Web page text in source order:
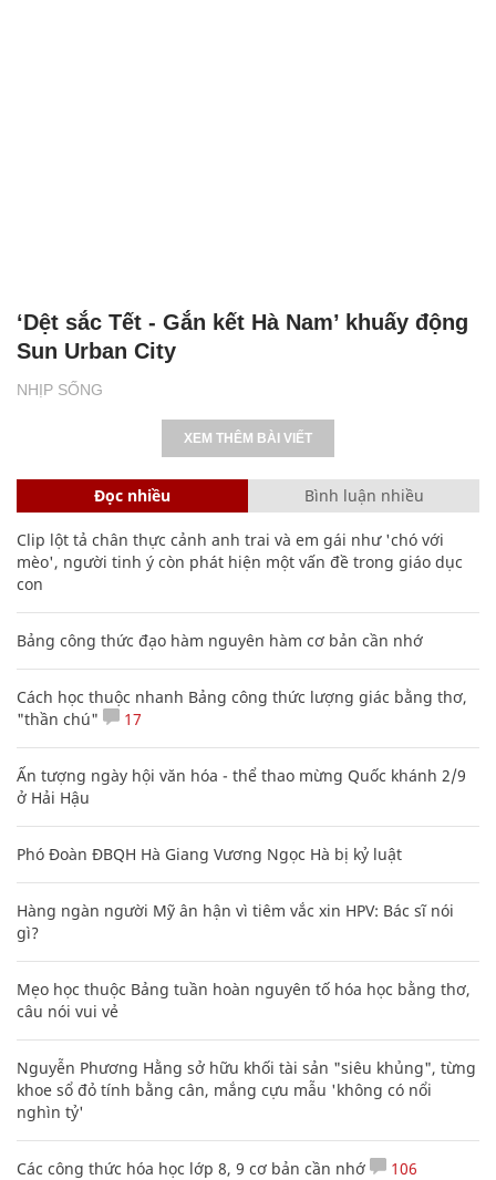
NHỊP SỐNG
‘Dệt sắc Tết - Gắn kết Hà Nam’ khuấy động
Sun Urban City
XEM THÊM BÀI VIẾT
Đọc nhiều Bình luận nhiều
Clip lột tả chân thực cảnh anh trai và em gái như 'chó với
mèo', người tinh ý còn phát hiện một vấn đề trong giáo dục
con
Bảng công thức đạo hàm nguyên hàm cơ bản cần nhớ
Cách học thuộc nhanh Bảng công thức lượng giác bằng thơ,
"thần chú"
17
Ấn tượng ngày hội văn hóa - thể thao mừng Quốc khánh 2/9
ở Hải Hậu
Phó Đoàn ĐBQH Hà Giang Vương Ngọc Hà bị kỷ luật
Hàng ngàn người Mỹ ân hận vì tiêm vắc xin HPV: Bác sĩ nói
gì?
Mẹo học thuộc Bảng tuần hoàn nguyên tố hóa học bằng thơ,
câu nói vui vẻ
Nguyễn Phương Hằng sở hữu khối tài sản "siêu khủng", từng
khoe sổ đỏ tính bằng cân, mắng cựu mẫu 'không có nổi
nghìn tỷ'
Các công thức hóa học lớp 8, 9 cơ bản cần nhớ 106